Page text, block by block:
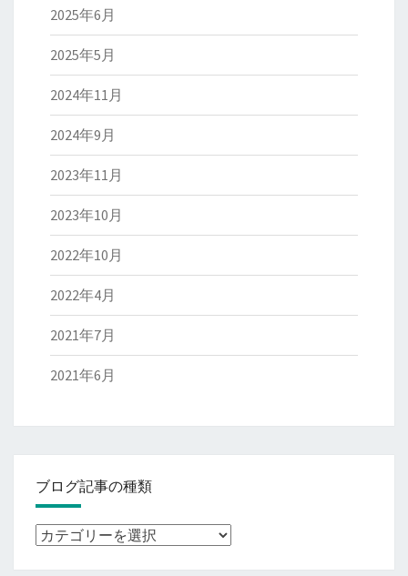
2025年6月
2025年5月
2024年11月
2024年9月
2023年11月
2023年10月
2022年10月
2022年4月
2021年7月
2021年6月
ブログ記事の種類
ブ